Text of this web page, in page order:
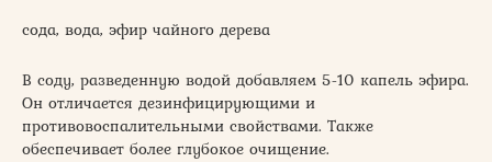
сода, вода, эфир чайного дерева
В соду, разведенную водой добавляем 5-10 капель эфира.
Он отличается дезинфицирующими и
противовоспалительными свойствами. Также
обеспечивает более глубокое очищение.